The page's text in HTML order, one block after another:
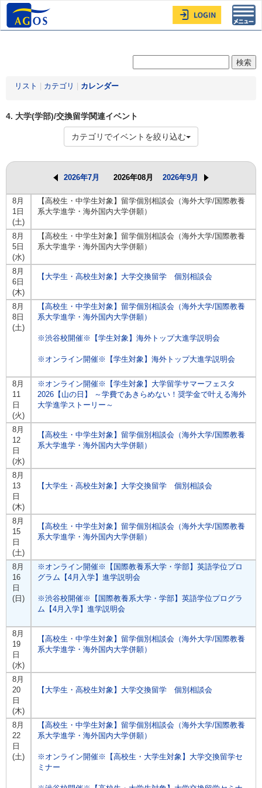
リスト カテゴリ カレンダー
4. 大学(学部)/交換留学関連イベント
カテゴリでイベントを絞り込む
2026年7月 2026年08月 2026年9月
8月
1日
(土)
【高校生・中学生対象】留学個別相談会（海外大学/国際教養
系大学進学・海外国内大学併願）
8月
5日
(水)
【高校生・中学生対象】留学個別相談会（海外大学/国際教養
系大学進学・海外国内大学併願）
8月
6日
(木)
【大学生・高校生対象】大学交換留学 個別相談会
8月
8日
(土)
【高校生・中学生対象】留学個別相談会（海外大学/国際教養
系大学進学・海外国内大学併願）
※渋谷校開催※【学生対象】海外トップ大進学説明会
※オンライン開催※【学生対象】海外トップ大進学説明会
8月
11
日
(火)
※オンライン開催※【学生対象】大学留学サマーフェスタ
2026【山の日】 ～学費であきらめない！奨学金で叶える海外
大学進学ストーリー～
8月
12
日
(水)
【高校生・中学生対象】留学個別相談会（海外大学/国際教養
系大学進学・海外国内大学併願）
8月
13
日
(木)
【大学生・高校生対象】大学交換留学 個別相談会
8月
15
日
(土)
【高校生・中学生対象】留学個別相談会（海外大学/国際教養
系大学進学・海外国内大学併願）
8月
16
日
(日)
※オンライン開催※【国際教養系大学・学部】英語学位プロ
グラム【4月入学】進学説明会
※渋谷校開催※【国際教養系大学・学部】英語学位プログラ
ム【4月入学】進学説明会
8月
19
日
(水)
【高校生・中学生対象】留学個別相談会（海外大学/国際教養
系大学進学・海外国内大学併願）
8月
20
日
(木)
【大学生・高校生対象】大学交換留学 個別相談会
8月
22
日
(土)
【高校生・中学生対象】留学個別相談会（海外大学/国際教養
系大学進学・海外国内大学併願）
※オンライン開催※【高校生・大学生対象】大学交換留学セ
ミナー